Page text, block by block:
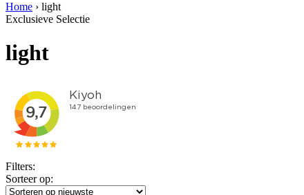
Home › light
Exclusieve Selectie
light
Filters:
Sorteer op: